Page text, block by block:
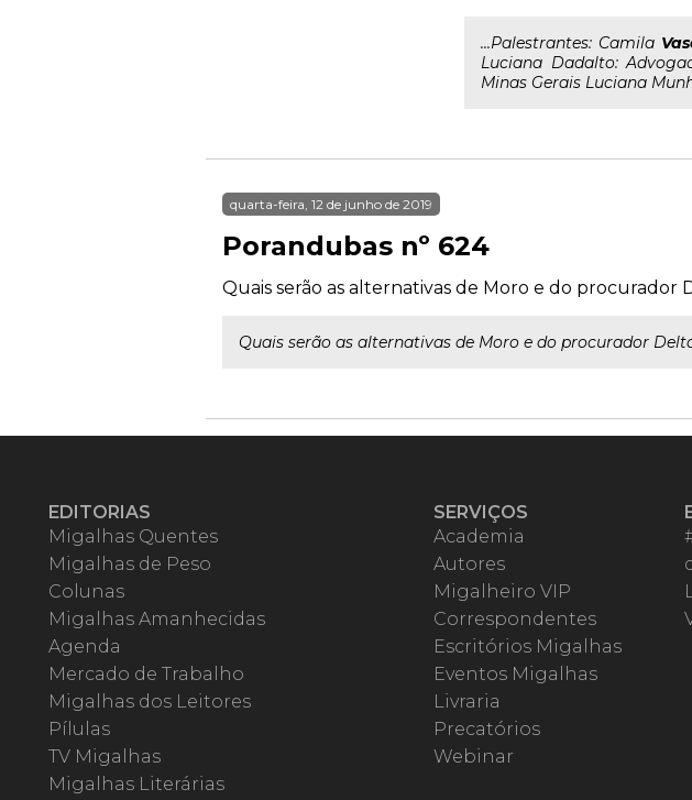
...Palestrantes: Camila
Luciana Dadalto:
Minas Gerais Luciana
quarta-feira, 12 de junho de 2019
Porandubas nº 624
Quais serão as alternativas de Moro e do procurador
Quais serão as alternativas de Moro e do procurador
EDITORIAS
Migalhas Quentes
Migalhas de Peso
Colunas
Migalhas Amanhecidas
Agenda
Mercado de Trabalho
Migalhas dos Leitores
Pílulas
TV Migalhas
Migalhas Literárias
SERVIÇOS
Academia
Autores
Migalheiro VIP
Correspondentes
Escritórios Migalhas
Eventos Migalhas
Livraria
Precatórios
Webinar